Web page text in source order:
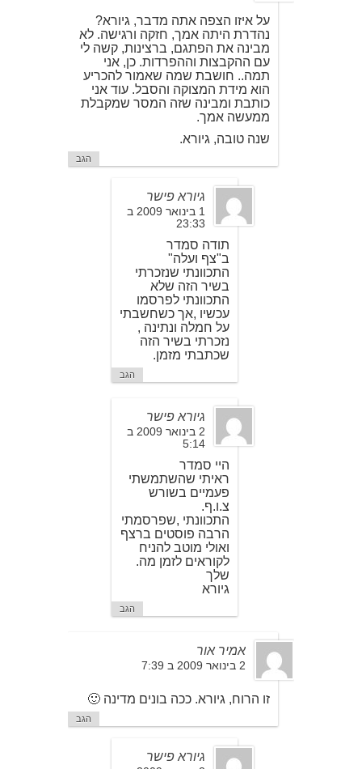
על איזו הצפה אתה מדבר, גיורא?
נהדרת היתה אמך, חזקה ורגישה. לא
מבינה את הפתגם, ברצינות, קשה לי
עם ההקבצות וההפרדות. כן, אני
תמה.. חושבת שמה שאמור להכריע
הוא מידת המצוקה והסבל. עוד אני
כותבת ומבינה שזה המסר שמקבלת
ממעשה אמך.
שנה טובה, גיורא.
הגב
גיורא פישר
1 בינואר 2009 ב
23:33
תודה סמדר
ב"צף ועלה"
התכוונתי שנזכרתי
בשיר הזה שלא
התכוונתי לפרסמו
עכשיו ,אך כשחשבתי
על חמלה ונתינה ,
נזכרתי בשיר הזה
שכתבתי מזמן.
הגב
גיורא פישר
2 בינואר 2009 ב
5:14
היי סמדר
ראיתי שהשתמשתי
פעמיים בשורש
צ.ו.ף.
התכוונתי ,שפרסמתי
הרבה פוסטים ברצף
ואולי מוטב להניח
לקוראים לזמן מה.
שלך
גיורא
הגב
אמיר אור
2 בינואר 2009 ב 7:39
זו הרוח, גיורא. ככה בונים מדינה 🙂
הגב
גיורא פישר